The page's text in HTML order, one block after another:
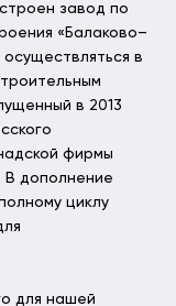
завод по
«Балаково–
в
в 2013
фирмы
В дополнение
циклу
для нашей